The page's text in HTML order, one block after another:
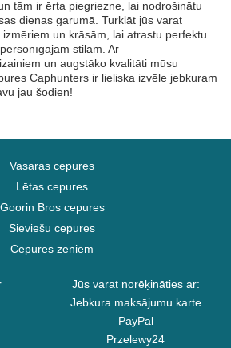
tām ir ērta piegriezne, lai nodrošinātu
dienas garumā. Turklāt jūs varat
un krāsām, lai atrastu perfektu
stilam. Ar
un augstāko kvalitāti mūsu
Caphunters ir lieliska izvēle jebkuram
jau šodien!
Vasaras cepures
Lētas cepures
Goorin Bros cepures
Sieviešu cepures
Cepures zēniem
Jūs varat norēķināties ar:
Jebkura maksājumu karte
PayPal
Przelewy24